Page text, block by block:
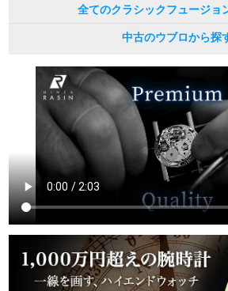
全てのクラシックフュージョ
中古のウブロから探